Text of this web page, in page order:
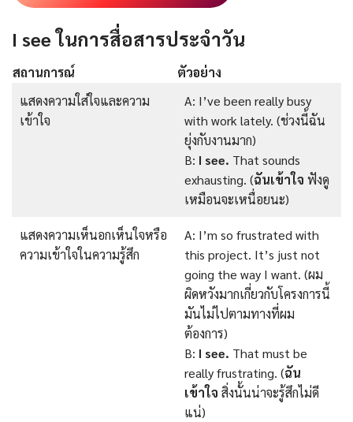
I see ในการสื่อสารประจำวัน
สถานการณ์
ตัวอย่าง
แสดงความใส่ใจและความ
เข้าใจ
A: I’ve been really busy
with work lately. (ช่วงนี้ฉัน
ยุ่งกับงานมาก)
B: I see. That sounds
exhausting. (ฉันเข้าใจ ฟังดู
เหมือนจะเหนื่อยนะ)
แสดงความเห็นอกเห็นใจหรือ
ความเข้าใจในความรู้สึก
A: I’m so frustrated with
this project. It’s just not
going the way I want. (ผม
ผิดหวังมากเกี่ยวกับโครงการนี้
มันไม่ไปตามทางที่ผม
ต้องการ)
B: I see. That must be
really frustrating. (ฉัน
เข้าใจ สิ่งนั้นน่าจะรู้สึกไม่ดี
แน่)